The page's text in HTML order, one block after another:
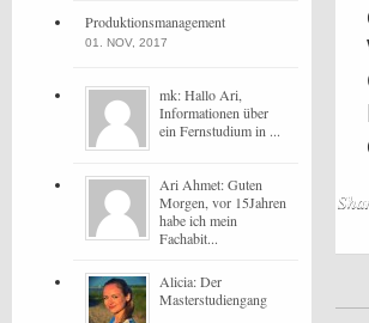
Produktionsmanagement
01. NOV, 2017
mk: Hallo Ari,
Informationen über
ein Fernstudium in ...
Ari Ahmet: Guten
Morgen, vor 15Jahren
habe ich mein
Fachabit...
Alicia: Der
Masterstudiengang